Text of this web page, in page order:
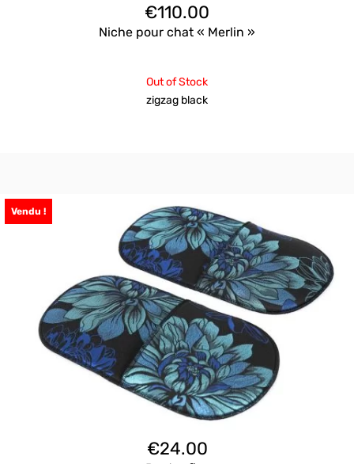
€110.00
Niche pour chat « Merlin »
Out of Stock
zigzag black
Vendu !
€24.00